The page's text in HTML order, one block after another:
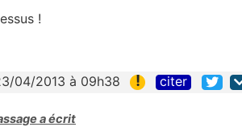
!
04/2013 à 09h38 ! citer
a écrit